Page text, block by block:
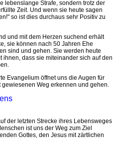
lebenslange Strafe, sondern trotz der
Zeit. Und wenn sie heute sagen
so ist dies durchaus sehr Positiv zu
und mit dem Herzen suchend erhält
sie können nach 50 Jahren Ehe
sind und gehen. Sie werden heute
dass sie miteinander sich auf den
Evangelium öffnet uns die Augen für
Weg erkennen und gehen.
der letzten Strecke ihres Lebensweges
ist uns der Weg zum Ziel
Gottes, den Jesus mit zärtlichen